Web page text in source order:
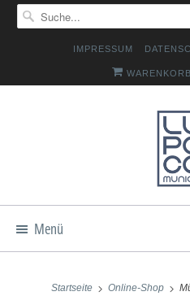
IMPRESSUM
Menü
Startseite Online-Shop